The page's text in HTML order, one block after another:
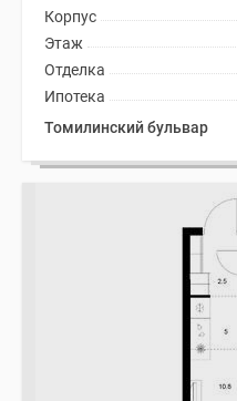
Корпус
Этаж
Отделка
Ипотека
Томилинский бульвар